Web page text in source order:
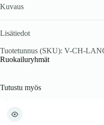
Kuvaus
Lisätiedot
Tuotetunnus (SKU): V-CH-
Ruokailuryhmät
Tutustu myös